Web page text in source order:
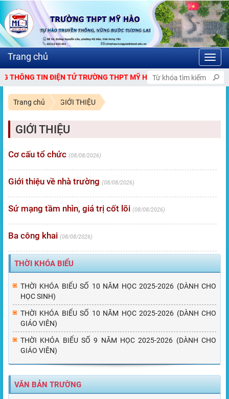
TIN ĐIỆN TỬ TRƯỜNG THPT MỸ HÀO.
Trang chủ GIỚI THIỆU
GIỚI THIỆU
Cơ cấu tổ chức 08/08/2026
Giới thiệu về nhà trường 08/08/2026
Sứ mạng tầm nhìn, giá trị cốt lõi 08/08/2026
Ba công khai 08/08/2026
THỜI KHÓA BIỂU
THỜI KHÓA BIỂU SỐ 10 NĂM HỌC 2025-2026 (DÀNH CHO
HỌC SINH)
THỜI KHÓA BIỂU SỐ 10 NĂM HỌC 2025-2026 (DÀNH CHO
GIÁO VIÊN)
THỜI KHÓA BIỂU SỐ 9 NĂM HỌC 2025-2026 (DÀNH CHO
GIÁO VIÊN)
VĂN BẢN TRƯỜNG